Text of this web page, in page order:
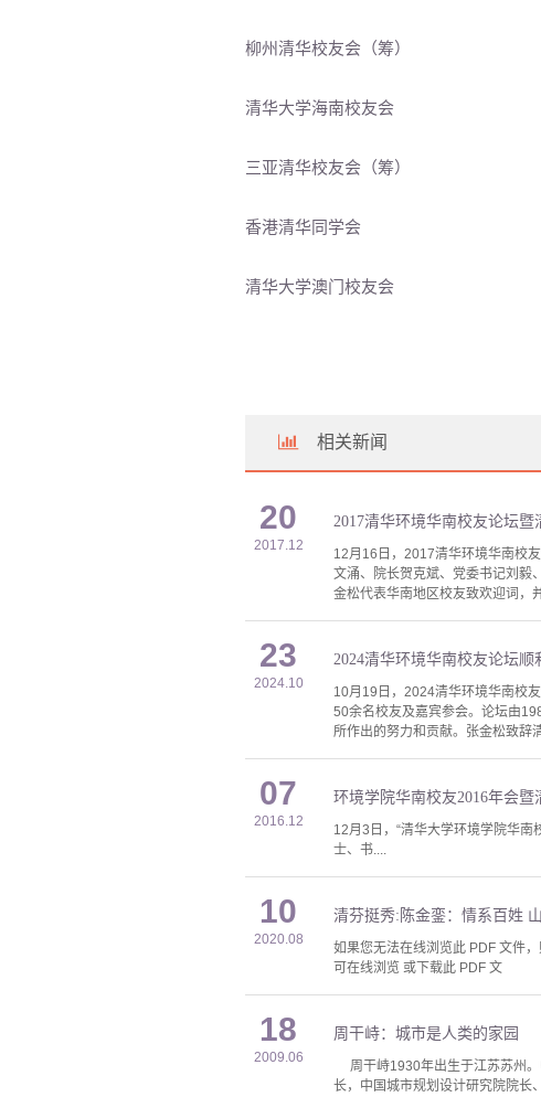
柳州清华校友会（筹）
清华大学海南校友会
三亚清华校友会（筹）
香港清华同学会
清华大学澳门校友会
相关新闻
20
2017.12
2017清华环境华南校友论坛
12月16日，2017清华环境华南校
文涌、院长贺克斌、党委书记刘毅
金松代表华南地区校友致欢迎词，
23
2024.10
2024清华环境华南校友论坛顺
10月19日，2024清华环境华南校
50余名校友及嘉宾参会。论坛由
所作出的努力和贡献。张金松致辞
07
2016.12
环境学院华南校友2016年会
12月3日，“清华大学环境学院华
士、书....
10
2020.08
清芬挺秀:陈金銮：情系百姓
如果您无法在线浏览此 PDF 文件
可在线浏览 或下载此 PDF 文
18
2009.06
周干峙：城市是人类的家园
周干峙1930年出生于江苏苏州。
长，中国城市规划设计研究院院长